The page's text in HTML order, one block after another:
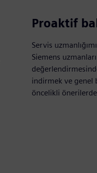
Proaktif
Servis
Siemens
indirmek ve genel
öncelikli